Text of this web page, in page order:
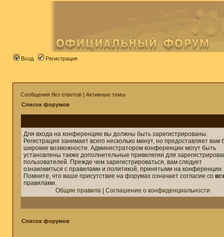
Вход Регистрация
Сообщения без ответов | Активные темы
Список форумов
Для входа на конференцию вы должны быть зарегистрированы.
Регистрация занимает всего несколько минут, но предоставляет вам
широкие возможности. Администратором конференции могут быть
установлены также дополнительные привилегии для
пользователей. Прежде чем зарегистрироваться, вам следует
ознакомиться с правилами и политикой, принятыми на конференции.
Помните, что ваше присутствие на форумах означает согласие со
правилами.
Общие правила
Соглашение о конфиденциальности
Список форумов